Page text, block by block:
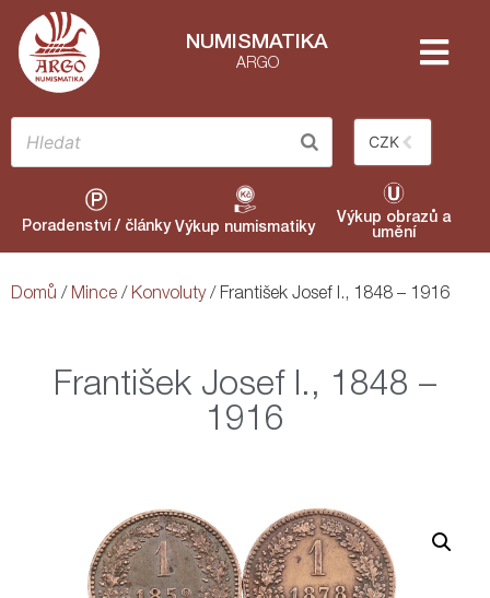
NUMISMATIKA
ARGO
CZK
Poradenství / články Výkup numismatiky
Výkup obrazů a
umění
Domů / Mince / Konvoluty/ František Josef I., 1848 – 1916
František Josef I., 1848 –
1916